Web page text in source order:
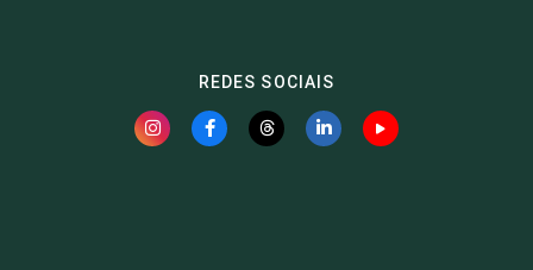
REDES SOCIAIS